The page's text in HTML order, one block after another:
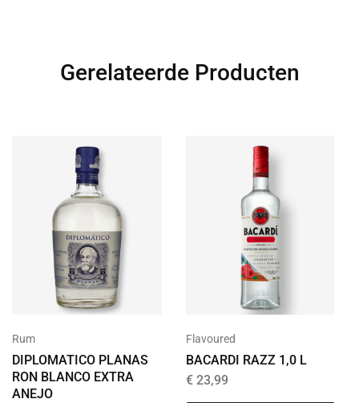
Gerelateerde Producten
Rum
DIPLOMATICO PLANAS
RON BLANCO EXTRA
ANEJO
Flavoured
BACARDI RAZZ 1,0 L
€23,99